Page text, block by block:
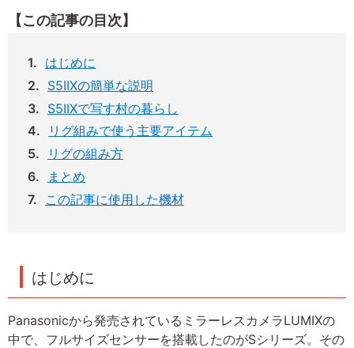
【この記事の目次】
はじめに
S5IIXの簡単な説明
S5IIXで写す村の暮らし
リグ組みで使う主要アイテム
リグの組み方
まとめ
この記事に使用した機材
はじめに
Panasonicから発売されているミラーレスカメラLUMIXの
中で、フルサイズセンサーを搭載したのがSシリーズ。その